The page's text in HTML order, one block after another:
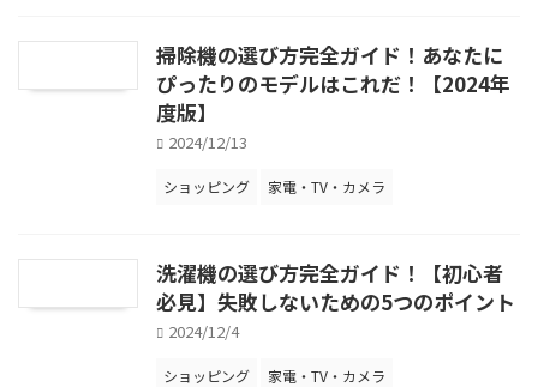
掃除機の選び方完全ガイド！あなたに
ぴったりのモデルはこれだ！【2024年
度版】
2024/12/13
ショッピング 家電・TV・カメラ
洗濯機の選び方完全ガイド！【初心者
必見】失敗しないための5つのポイント
2024/12/4
ショッピング 家電・TV・カメラ